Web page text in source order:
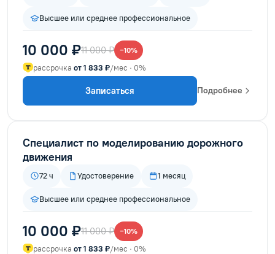
Высшее или среднее профессиональное
10 000 ₽11 000 ₽ −10%
рассрочка от 1 833 ₽/мес · 0%
Записаться Подробнее
Специалист по моделированию дорожного
движения
72 ч Удостоверение 1 месяц
Высшее или среднее профессиональное
10 000 ₽11 000 ₽ −10%
рассрочка от 1 833 ₽/мес · 0%